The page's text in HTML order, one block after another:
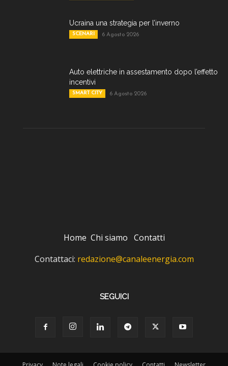
Ucraina una strategia per l’inverno
SCENARI 6 Agosto 2026
Auto elettriche in assestamento dopo l’effetto
incentivi
SMART CITY 6 Agosto 2026
Home Chi siamo Contatti
Contattaci: redazione@canaleenergia.com
SEGUICI